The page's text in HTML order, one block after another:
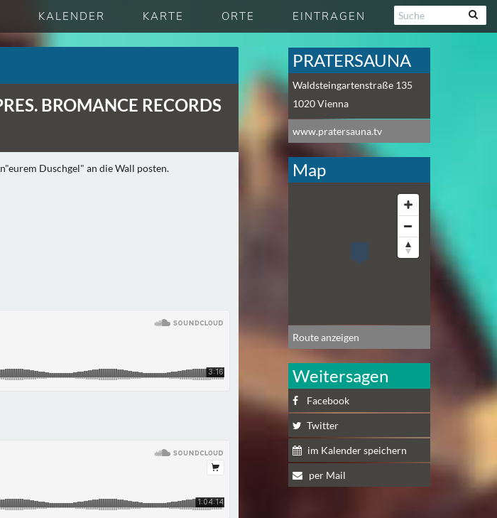
KALENDER KARTE ORTE EINTRAGEN
BROMANCE RECORDS
Duschgel" an die Wall posten.
PRATERSAUNA
Waldsteingartenstraße 135
1020Vienna
www.pratersauna.tv
Map
Route anzeigen
Weitersagen
Facebook
Twitter
im Kalender speichern
per Mail